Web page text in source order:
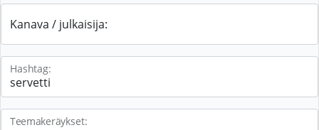
Kanava / julkaisija:
Hashtag:
Teemakeräykset: